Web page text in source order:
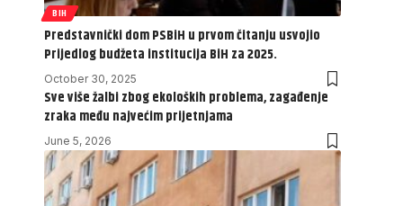
BIH
Predstavnički dom PSBiH u prvom čitanju usvojio
Prijedlog budžeta institucija BiH za 2025.
October 30, 2025
Sve više žalbi zbog ekoloških problema, zagađenje
zraka među najvećim prijetnjama
June 5, 2026